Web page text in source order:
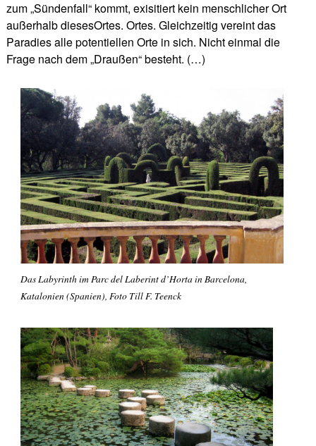
zum „Sündenfall“ kommt, exisitiert kein menschlicher Ort
außerhalb diesesOrtes. Ortes. Gleichzeitig vereint das
Paradies alle potentiellen Orte in sich. Nicht einmal die
Frage nach dem „Draußen“ besteht. (…)
Das Labyrinth im Parc del Laberint d’Horta in Barcelona,
Katalonien (Spanien), Foto Till F. Teenck